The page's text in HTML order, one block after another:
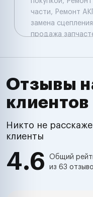
части, Ремонт
замена
продажа
диагностика:
Отзывы
клиентов
Никто не
клиенты
4.6
Общий
из 63